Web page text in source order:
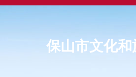
保山市文化和